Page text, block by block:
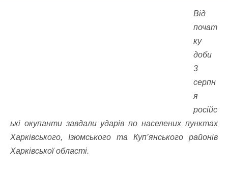
Від
почат
ку
доби
3
серпн
я
російс
ькі окупанти завдали ударів по населених пунктах
Харківського, Ізюмського та Куп’янського районів
Харківської області.